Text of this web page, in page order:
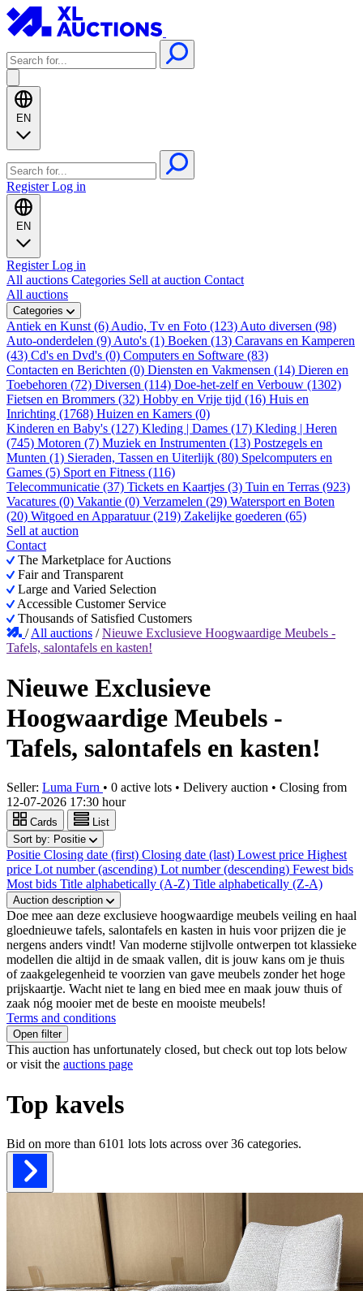
EN
RegisterLog in
EN
RegisterLog in
All auctions Categories Sell at auction Contact
All auctions
Categories
Antiek en Kunst (6) Audio, Tv en Foto (123) Auto diversen (98)
Auto-onderdelen (9) Auto's (1) Boeken (13) Caravans en Kamperen
(43) Cd's en Dvd's (0) Computers en Software (83)
Contacten en Berichten (0) Diensten en Vakmensen (14) Dieren en
Toebehoren (72) Diversen (114) Doe-het-zelf en Verbouw (1302)
Fietsen en Brommers (32) Hobby en Vrije tijd (16) Huis en
Inrichting (1768) Huizen en Kamers (0)
Kinderen en Baby's (127) Kleding | Dames (17) Kleding | Heren
(745) Motoren (7) Muziek en Instrumenten (13) Postzegels en
Munten (1) Sieraden, Tassen en Uiterlijk (80) Spelcomputers en
Games (5) Sport en Fitness (116)
Telecommunicatie (37) Tickets en Kaartjes (3) Tuin en Terras (923)
Vacatures (0) Vakantie (0) Verzamelen (29) Watersport en Boten
(20) Witgoed en Apparatuur (219) Zakelijke goederen (65)
Sell at auction
Contact
The Marketplace for Auctions
Fair and Transparent
Large and Varied Selection
Accessible Customer Service
Thousands of Satisfied Customers
/All auctions /Nieuwe Exclusieve Hoogwaardige Meubels -
Tafels, salontafels en kasten!
Nieuwe Exclusieve
Hoogwaardige Meubels -
Tafels, salontafels en kasten!
Seller: Luma Furn • 0 active lots • Delivery auction • Closing from
12-07-2026 17:30 hour
Cards
List
Sort by: Positie
Positie Closing date (first) Closing date (last) Lowest price Highest
price Lot number (ascending) Lot number (descending) Fewest bids
Most bids Title alphabetically (A-Z) Title alphabetically (Z-A)
Auction description
Doe mee aan deze exclusieve hoogwaardige meubels veiling en haal
gloednieuwe tafels, salontafels en kasten in huis voor prijzen die je
nergens anders vindt! Van moderne stijlvolle ontwerpen tot klassieke
modellen die altijd in de smaak vallen, dit is jouw kans om je thuis
of zaakgelegenheid te voorzien van gave meubels zonder het hoge
prijskaartje. Wacht niet te lang en bied mee en maak jouw thuis of
zaak nóg mooier met de beste en mooiste meubels!
Terms and conditions
Open filter
This auction has unfortunately closed, but check out top lots below
or visit the auctions page
Top kavels
Bid on more than 6101 lots lots across over36 categories.